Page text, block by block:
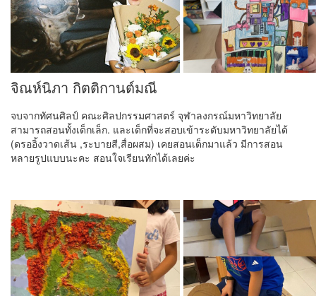
จิณห์นิภา กิตติกานต์มณี
จบจากทัศนศิลป์ คณะศิลปกรรมศาสตร์ จุฬาลงกรณ์มหาวิทยาลัย
สามารถสอนทั้งเด็กเล็ก. และเด็กที่จะสอบเข้าระดับมหาวิทยาลัยได้
(ดรออิ้งวาดเส้น ,ระบายสี,สื่อผสม) เคยสอนเด็กมาแล้ว มีการสอน
หลายรูปแบบนะคะ สอนใจเรียนทักได้เลยค่ะ